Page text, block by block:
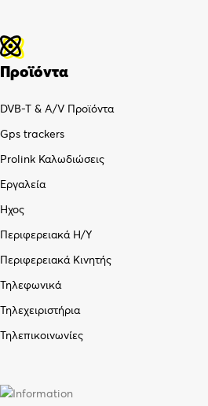
Προϊόντα
DVB-T & A/V Προϊόντα
Gps trackers
Prolink Καλωδιώσεις
Εργαλεία
Ήχος
Περιφερειακά Η/Υ
Περιφερειακά Κινητής
Τηλεφωνικά
Τηλεχειριστήρια
Τηλεπικοινωνίες